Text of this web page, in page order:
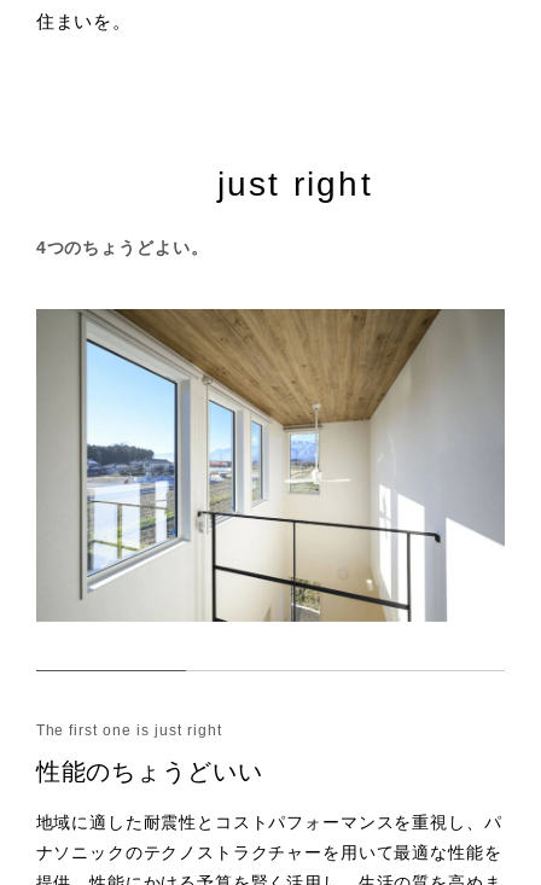
住まいを。
4つのちょうどよい。
性能のちょうどいい
地域に適した耐震性とコストパフォーマンスを重視し、パ
ナソニックのテクノストラクチャーを用いて最適な性能を